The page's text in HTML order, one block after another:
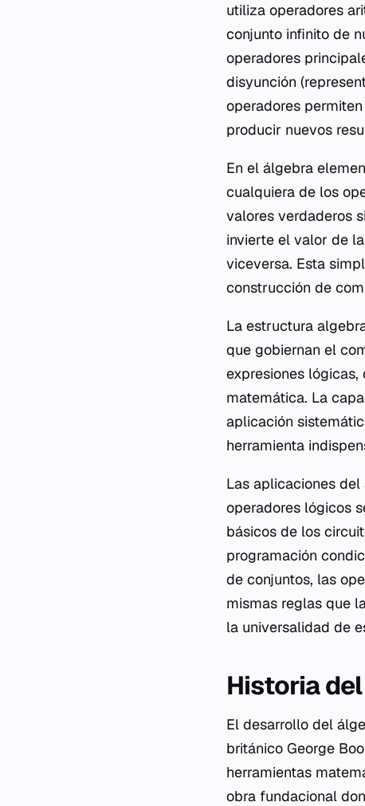
utiliza operadores
conjunto infinito de
operadores
disyunción
operadores
producir nuevos
En el álgebra
cualquiera de los
valores verdaderos
invierte el valor de
viceversa. Esta
construcción de
La estructura
que gobiernan el
expresiones
matemática. La
aplicación
herramienta
Las aplicaciones
operadores lógicos
básicos de los
programación
de conjuntos, las
mismas reglas que
la universalidad de
Historia
El desarrollo del
británico George
herramientas
obra fundacional